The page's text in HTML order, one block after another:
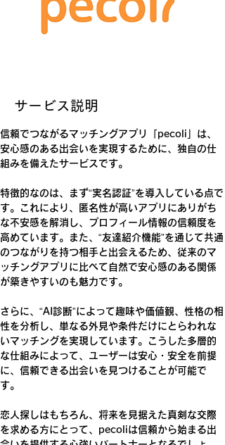
サービス説明
信頼でつながるマッチングアプリ「pecoli」は、
安心感のある出会いを実現するために、独自の仕
組みを備えたサービスです。
特徴的なのは、まず“実名認証”を導入している点で
す。これにより、匿名性が高いアプリにありがち
な不安感を解消し、プロフィール情報の信頼度を
高めています。また、“友達紹介機能”を通じて共通
のつながりを持つ相手と出会えるため、従来のマ
ッチングアプリに比べて自然で安心感のある関係
が築きやすいのも魅力です。
さらに、“AI診断”によって趣味や価値観、性格の相
性を分析し、単なる外見や条件だけにとらわれな
いマッチングを実現しています。こうした多層的
な仕組みによって、ユーザーは安心・安全を前提
に、信頼できる出会いを見つけることが可能で
す。
恋人探しはもちろん、将来を見据えた真剣な交際
を求める方にとって、pecoliは信頼から始まる出